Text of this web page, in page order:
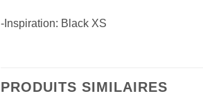
-Inspiration: Black XS
PRODUITS SIMILAIRES